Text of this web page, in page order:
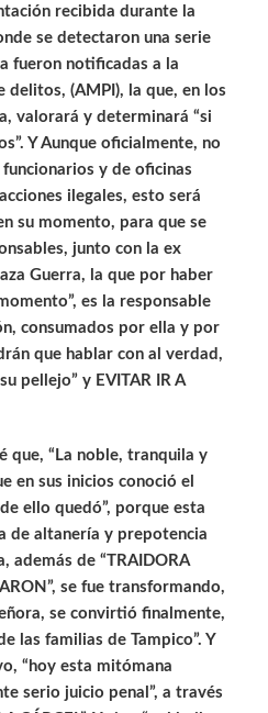
recibida durante la
se detectaron una serie
fueron notificadas a la
(AMPI), la que, en los
valorará y determinará “si
Y Aunque oficialmente, no
y de oficinas
ilegales, esto será
su momento, para que se
junto con la ex
Guerra, la que por haber
es la responsable
consumados por ella y por
que hablar con al verdad,
pellejo” y EVITAR IR A
que, “La noble, tranquila y
en sus inicios conoció el
ello quedó”, porque esta
de altanería y prepotencia
además de “TRAIDORA
se fue transformando,
se convirtió finalmente,
las familias de Tampico”. Y
“hoy esta mitómana
serio juicio penal”, a través